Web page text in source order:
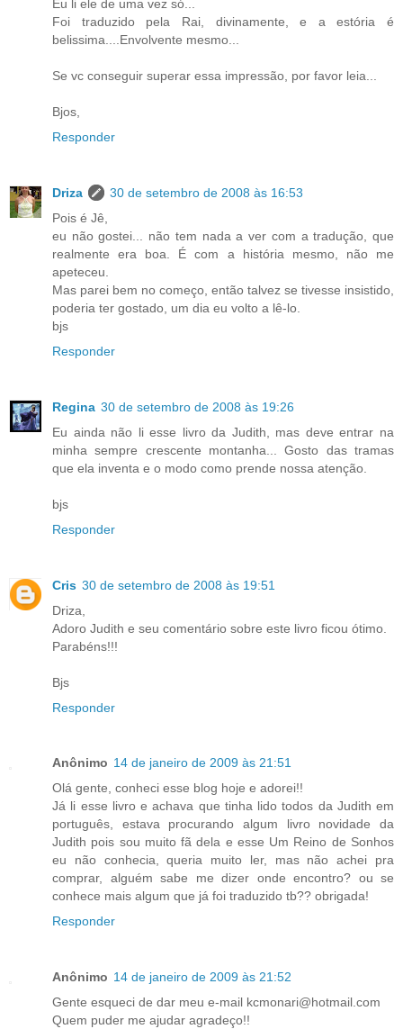
Eu li ele de uma vez só...
Foi traduzido pela Rai, divinamente, e a estória é
belissima....Envolvente mesmo...
Se vc conseguir superar essa impressão, por favor leia...
Bjos,
Responder
Driza
30 de setembro de 2008 às 16:53
Pois é Jê,
eu não gostei... não tem nada a ver com a tradução, que
realmente era boa. É com a história mesmo, não me
apeteceu.
Mas parei bem no começo, então talvez se tivesse insistido,
poderia ter gostado, um dia eu volto a lê-lo.
bjs
Responder
Regina 30 de setembro de 2008 às 19:26
Eu ainda não li esse livro da Judith, mas deve entrar na
minha sempre crescente montanha... Gosto das tramas
que ela inventa e o modo como prende nossa atenção.
bjs
Responder
Cris 30 de setembro de 2008 às 19:51
Driza,
Adoro Judith e seu comentário sobre este livro ficou ótimo.
Parabéns!!!
Bjs
Responder
Anônimo 14 de janeiro de 2009 às 21:51
Olá gente, conheci esse blog hoje e adorei!!
Já li esse livro e achava que tinha lido todos da Judith em
português, estava procurando algum livro novidade da
Judith pois sou muito fã dela e esse Um Reino de Sonhos
eu não conhecia, queria muito ler, mas não achei pra
comprar, alguém sabe me dizer onde encontro? ou se
conhece mais algum que já foi traduzido tb?? obrigada!
Responder
Anônimo 14 de janeiro de 2009 às 21:52
Gente esqueci de dar meu e-mail kcmonari@hotmail.com
Quem puder me ajudar agradeço!!